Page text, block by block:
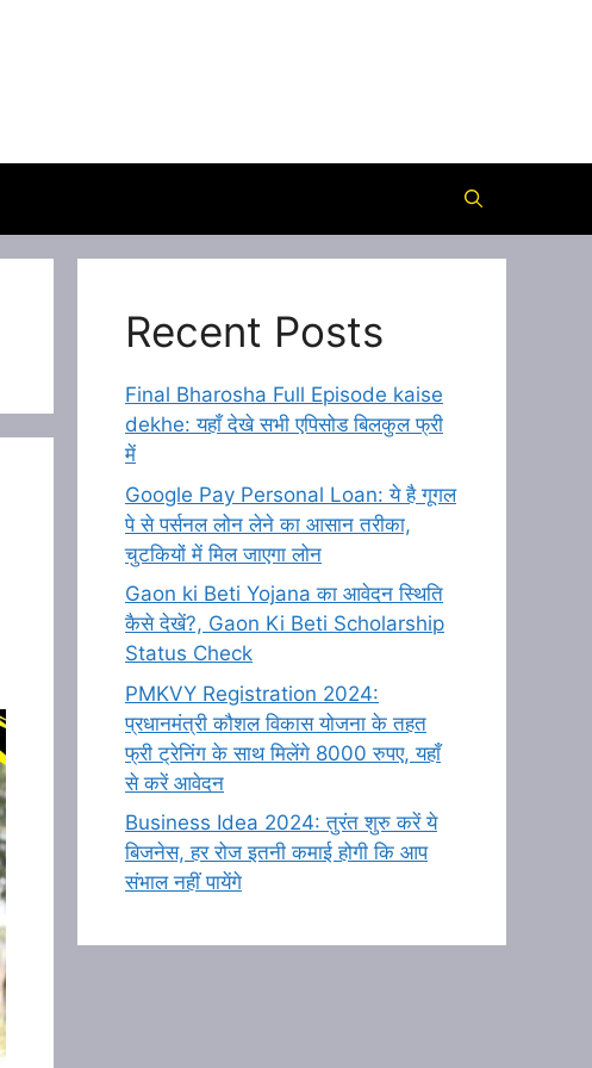
Recent Posts
Final Bharosha Full Episode kaise
dekhe: यहाँ देखे सभी एपिसोड बिलकुल फ्री
में
Google Pay Personal Loan: ये है गूगल
पे से पर्सनल लोन लेने का आसान तरीका,
चुटकियों में मिल जाएगा लोन
Gaon ki Beti Yojana का आवेदन स्थिति
कैसे देखें?, Gaon Ki Beti Scholarship
Status Check
PMKVY Registration 2024:
प्रधानमंत्री कौशल विकास योजना के तहत
फ्री ट्रेनिंग के साथ मिलेंगे 8000 रुपए, यहाँ
से करें आवेदन
Business Idea 2024: तुरंत शुरु करें ये
बिजनेस, हर रोज इतनी कमाई होगी कि आप
संभाल नहीं पायेंगे